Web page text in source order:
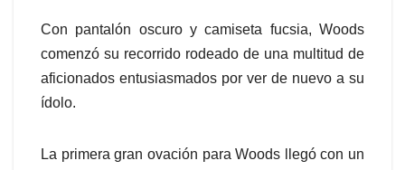
Con pantalón oscuro y camiseta fucsia, Woods
comenzó su recorrido rodeado de una multitud de
aficionados entusiasmados por ver de nuevo a su
ídolo.
La primera gran ovación para Woods llegó con un